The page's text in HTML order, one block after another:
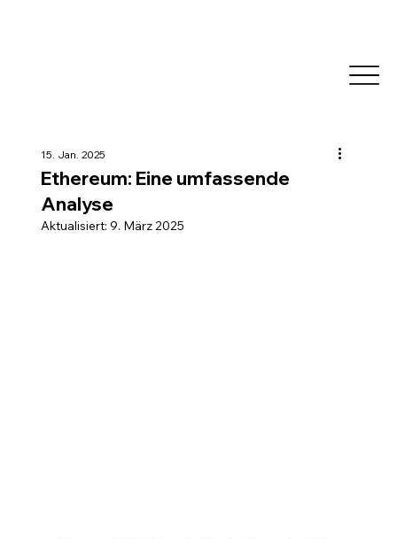
Ethereum: Eine umfassende
Analyse
15. Jan. 2025
Aktualisiert: 9. März 2025